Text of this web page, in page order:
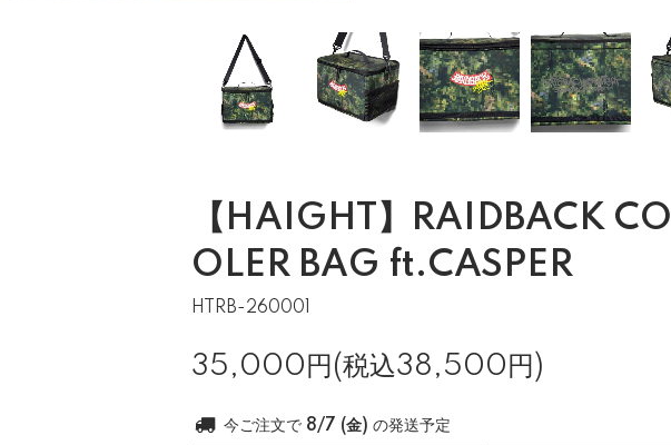
【HAIGHT】RAIDBACK CO
OLER BAG ft.CASPER
HTRB-260001
35,000円(税込38,500円)
今ご注文で 8/7 (金) の発送予定